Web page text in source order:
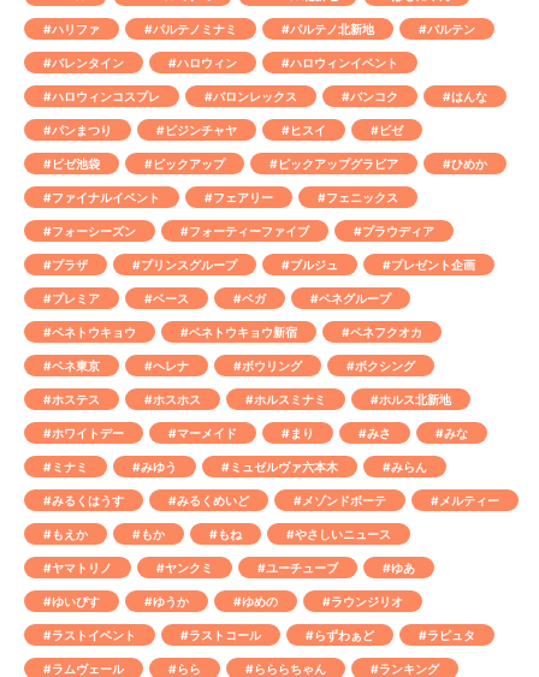
#ハリファ #パルテノミナミ #パルテノ北新地 #バルテン
#バレンタイン #ハロウィン #ハロウィンイベント
#ハロウィンコスプレ #バロンレックス #バンコク #はんな
#パンまつり #ビジンチャヤ #ヒスイ #ビゼ
#ビゼ池袋 #ピックアップ #ピックアップグラビア #ひめか
#ファイナルイベント #フェアリー #フェニックス
#フォーシーズン #フォーティーファイブ #プラウディア
#プラザ #プリンスグループ #ブルジュ #プレゼント企画
#プレミア #ベース #ベガ #ベネグループ
#ベネトウキョウ #ベネトウキョウ新宿 #ベネフクオカ
#ベネ東京 #ヘレナ #ボウリング #ボクシング
#ホステス #ホスホス #ホルスミナミ #ホルス北新地
#ホワイトデー #マーメイド #まり #みさ #みな
#ミナミ #みゆう #ミュゼルヴァ六本木 #みらん
#みるくはうす #みるくめいど #メゾンドボーテ #メルティー
#もえか #もか #もね #やさしいニュース
#ヤマトリノ #ヤンクミ #ユーチューブ #ゆあ
#ゆいぴす #ゆうか #ゆめの #ラウンジリオ
#ラストイベント #ラストコール #らずわぁど #ラピュタ
#ラムヴェール #らら #らららちゃん #ランキング